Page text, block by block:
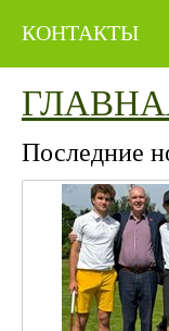
КОНТАКТЫ
Последние